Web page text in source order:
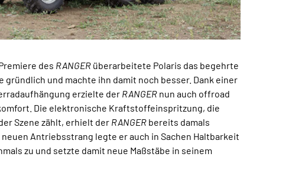
des RANGER überarbeitete Polaris das begehrte
gründlich und machte ihn damit noch besser. Dank einer
erzielte der RANGER nun auch offroad
Die elektronische Kraftstoffeinspritzung, die
Szene zählt, erhielt der RANGER bereits damals
Antriebsstrang legte er auch in Sachen Haltbarkeit
zu und setzte damit neue Maßstäbe in seinem